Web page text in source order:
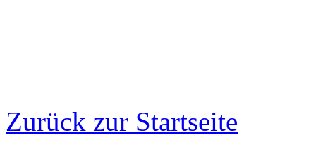
Zurück zur Startseite